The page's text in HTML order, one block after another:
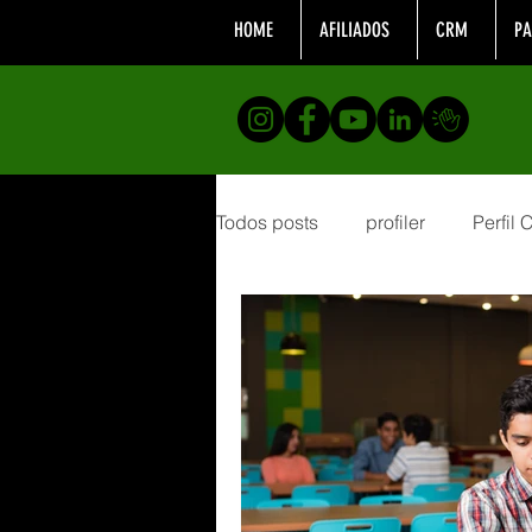
HOME AFILIADOS CRM
Todos posts profiler Perfil
Formação
desenvolvimento profissional
Telemarketing